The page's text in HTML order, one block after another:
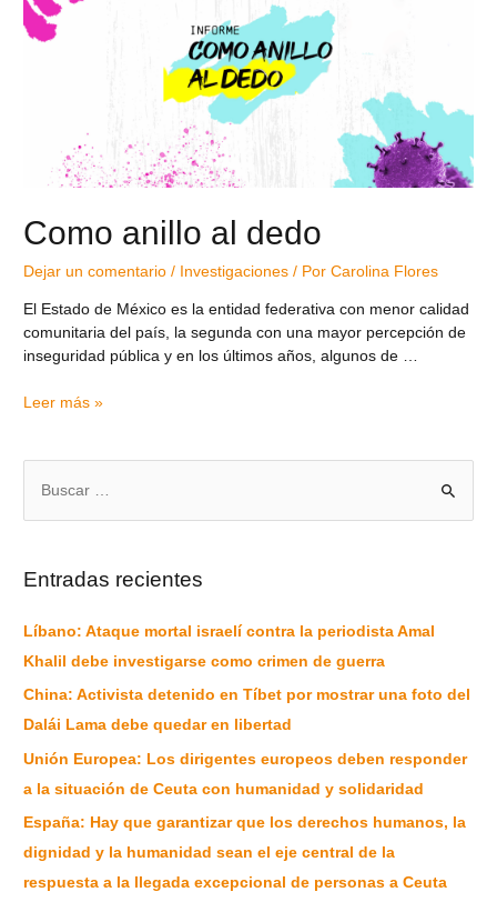
Como anillo al dedo
Dejar un comentario / Investigaciones / PorCarolina Flores
El Estado de México es la entidad federativa con menor calidad
comunitaria del país, la segunda con una mayor percepción de
inseguridad pública y en los últimos años, algunos de …
Leer más »
Entradas recientes
Líbano: Ataque mortal israelí contra la periodista Amal
Khalil debe investigarse como crimen de guerra
China: Activista detenido en Tíbet por mostrar una foto del
Dalái Lama debe quedar en libertad
Unión Europea: Los dirigentes europeos deben responder
a la situación de Ceuta con humanidad y solidaridad
España: Hay que garantizar que los derechos humanos, la
dignidad y la humanidad sean el eje central de la
respuesta a la llegada excepcional de personas a Ceuta